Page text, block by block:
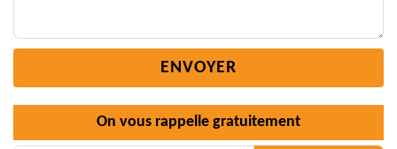
On vous rappelle gratuitement